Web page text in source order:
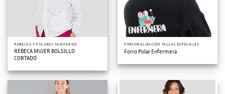
REBECAS Y POLARES SANITARIOS
REBECA MUJER BOLSILLO
CORTADO
PERSONALIZACIÓN TALLAS ESPECIALES
Forro Polar Enfermera